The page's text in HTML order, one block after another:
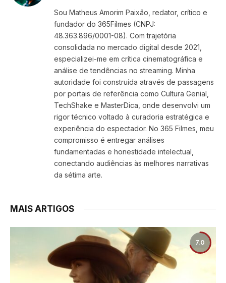
Sou Matheus Amorim Paixão, redator, crítico e
fundador do 365Filmes (CNPJ:
48.363.896/0001-08). Com trajetória
consolidada no mercado digital desde 2021,
especializei-me em crítica cinematográfica e
análise de tendências no streaming. Minha
autoridade foi construída através de passagens
por portais de referência como Cultura Genial,
TechShake e MasterDica, onde desenvolvi um
rigor técnico voltado à curadoria estratégica e
experiência do espectador. No 365 Filmes, meu
compromisso é entregar análises
fundamentadas e honestidade intelectual,
conectando audiências às melhores narrativas
da sétima arte.
MAIS ARTIGOS
7.0